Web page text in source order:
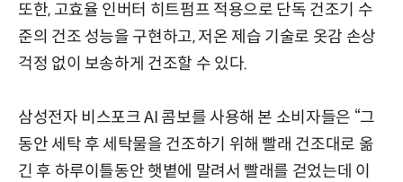
또한, 고효율 인버터 히트펌프 적용으로 단독 건조기 수
준의 건조 성능을 구현하고, 저온 제습 기술로 옷감 손상
걱정 없이 보송하게 건조할 수 있다.
삼성전자 비스포크 AI 콤보를 사용해 본 소비자들은 “그
동안 세탁 후 세탁물을 건조하기 위해 빨래 건조대로 옮
긴 후 하루이틀동안 햇볕에 말려서 빨래를 걷었는데 이